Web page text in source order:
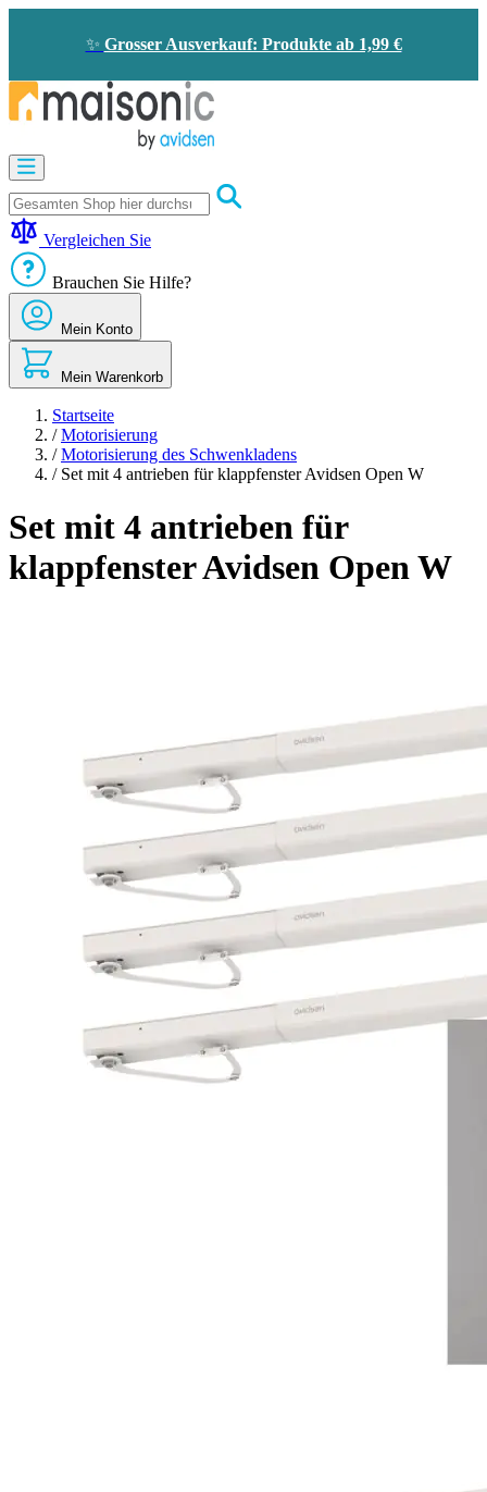
✨ Grosser Ausverkauf: Produkte ab 1,99 €
Bildtelefon
und
Türklingel
-
Energieeinsparung
Sicherheit
Komfort
im
Haus
Angebote
Vergleichen Sie
Brauchen Sie Hilfe?
Mein Konto
Mein Warenkorb
Startseite
/ Motorisierung
/ Motorisierung des Schwenkladens
/ Set mit 4 antrieben für klappfenster Avidsen Open W
Set mit 4 antrieben für
klappfenster Avidsen Open W